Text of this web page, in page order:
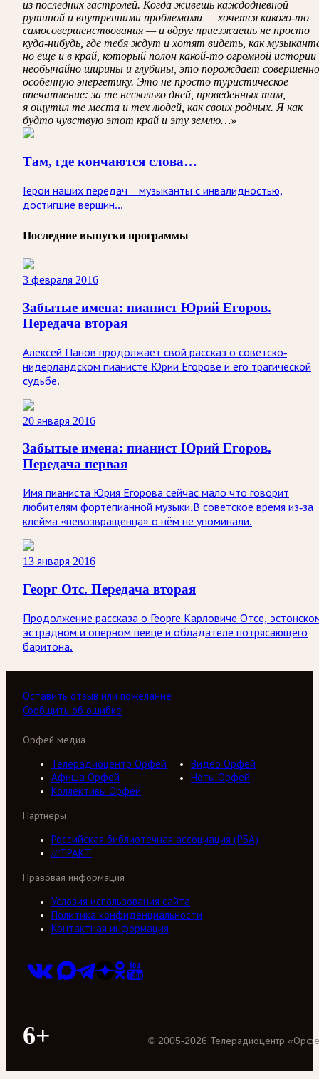
из последних гастролей. Когда живешь каждодневной
рутиной и внутренними проблемами — хочется какого-то
самосовершенствования — и вдруг приезжаешь не просто
куда-нибудь, где тебя ждут и хотят видеть, как
но еще и в край, который полон какой-то огромной истории
необычайно ширины и глубины, это порождает совершенно
особенную энергетику. Это не просто туристическое
впечатление: за те несколько дней, проведенных там,
я ощутил те места и тех людей, как своих родных. Я как
будто чувствую этот край и эту землю…»
Там, где кончаются слова…
Герои наших передач – музыканты с инвалидностью,
достигшие вершин...
Последние выпуски программы
3 февраля 2016
Забытые имена: пианист Юрий Егоров.
Передача вторая
Алексей Панов продолжает свой рассказ о советско-
нидерландском пианисте Юрии Егорове и его трагической
судьбе.
20 января 2016
Забытые имена: пианист Юрий Егоров.
Передача первая
Имя пианиста Юрия Егорова сейчас мало что говорит
любителям фортепианной музыки.В советское время из-за
клейма «невозвращенца» о нём не упоминали.
13 января 2016
Георг Отс. Передача вторая
Продолжение рассказа о Георге Карловиче Отсе,
эстрадном и оперном певце и обладателе потрясающего
баритона.
Оставить отзыв или пожелание
Сообщить об ошибке
Орфей медиа
Телерадиоцентр Орфей
Видео Орфей
Афиша Орфей
Ноты Орфей
Коллективы Орфей
Партнеры
Российская библиотечная ассоциация (РБА)
///ТРАКТ
Правовая информация
Условия использования сайта
Политика конфиденциальности
Контактная информация
6+ © 2005-2026 Телерадиоцентр